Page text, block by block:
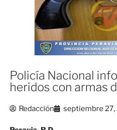
Policía Nacional
heridos con armas
Redacción septiembre 27,